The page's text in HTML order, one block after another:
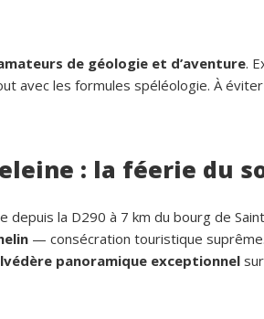
de géologie et d’aventure.
avec les formules spéléologie. À
: la féerie du
depuis la D290 à 7 km du bourg de
— consécration touristique
panoramique exceptionnel